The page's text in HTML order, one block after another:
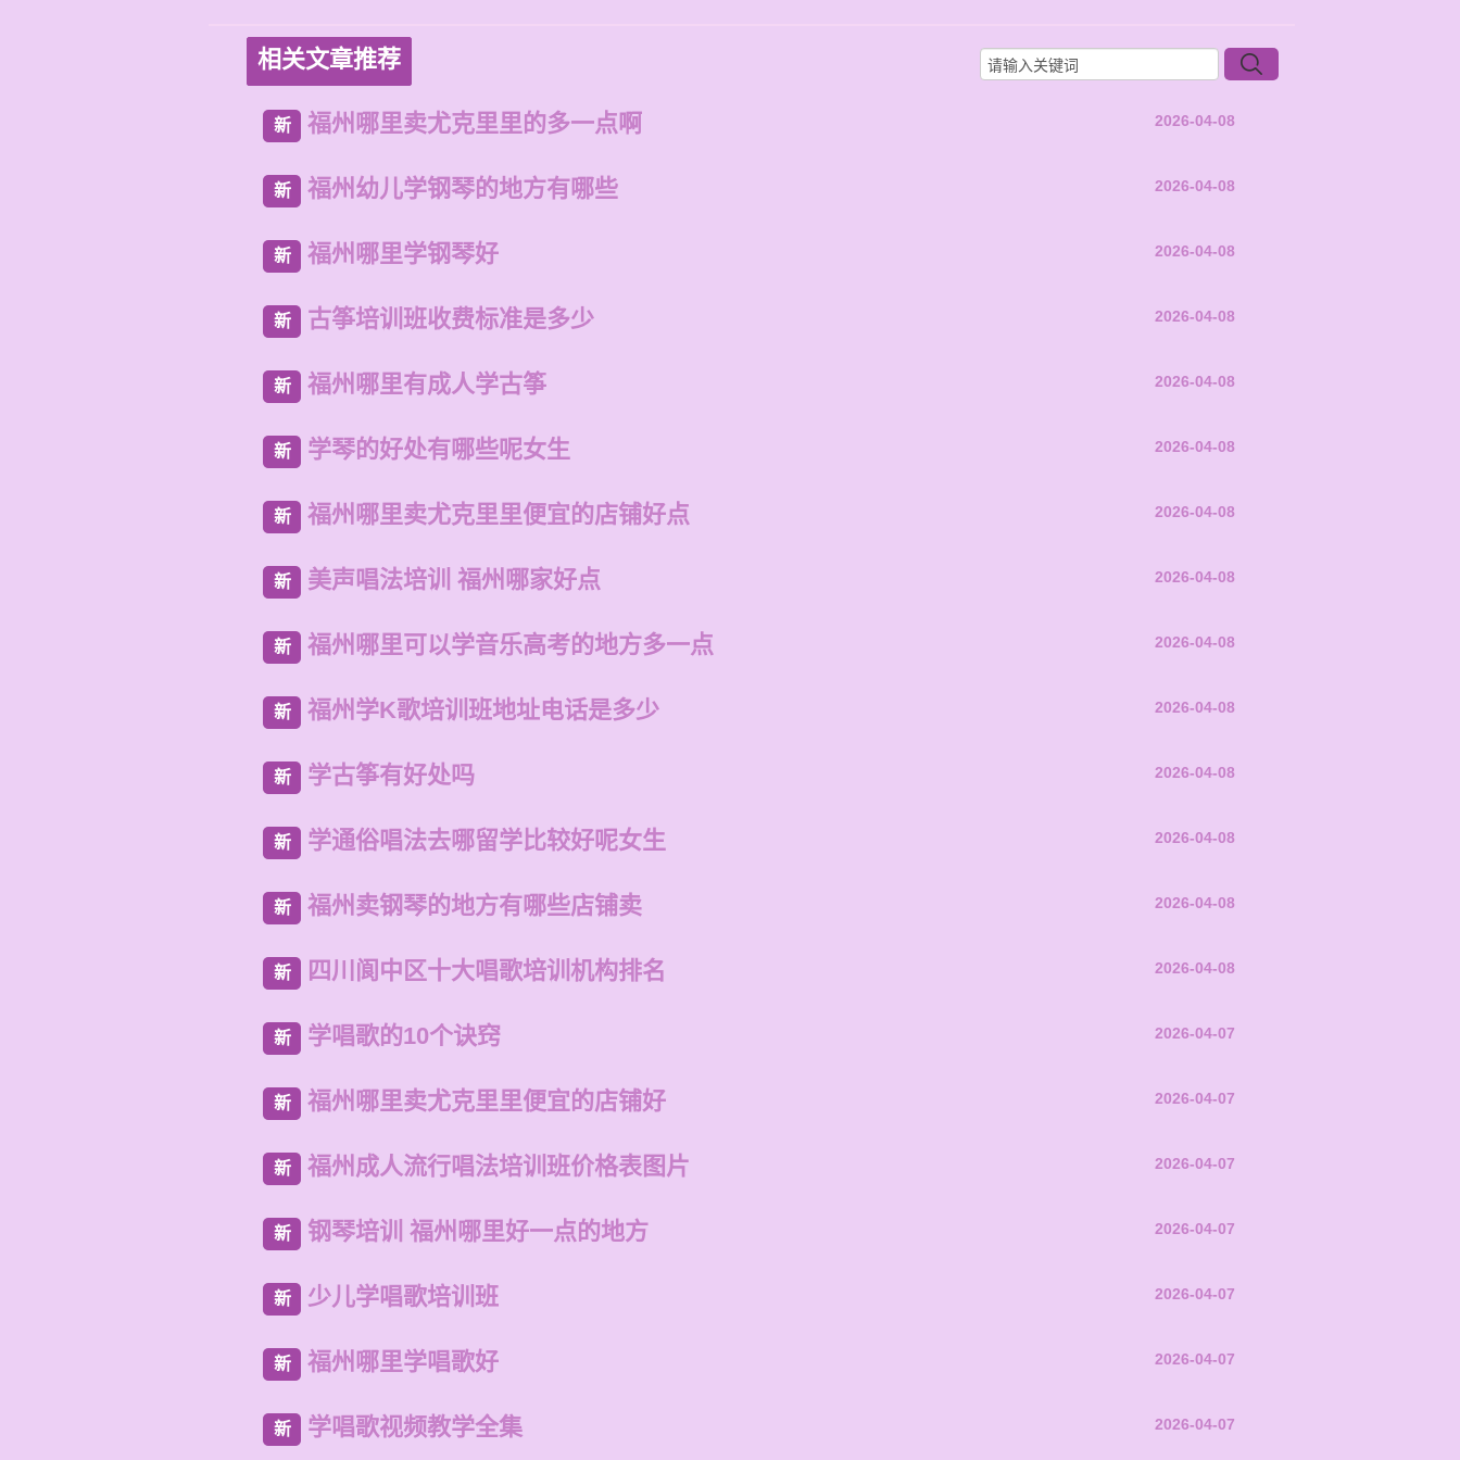
相关文章推荐
新 福州哪里卖尤克里里的多一点啊 2026-04-08
新 福州幼儿学钢琴的地方有哪些 2026-04-08
新 福州哪里学钢琴好 2026-04-08
新 古筝培训班收费标准是多少 2026-04-08
新 福州哪里有成人学古筝 2026-04-08
新 学琴的好处有哪些呢女生 2026-04-08
新 福州哪里卖尤克里里便宜的店铺好点 2026-04-08
新 美声唱法培训 福州哪家好点 2026-04-08
新 福州哪里可以学音乐高考的地方多一点 2026-04-08
新 福州学K歌培训班地址电话是多少 2026-04-08
新 学古筝有好处吗 2026-04-08
新 学通俗唱法去哪留学比较好呢女生 2026-04-08
新 福州卖钢琴的地方有哪些店铺卖 2026-04-08
新 四川阆中区十大唱歌培训机构排名 2026-04-08
新 学唱歌的10个诀窍 2026-04-07
新 福州哪里卖尤克里里便宜的店铺好 2026-04-07
新 福州成人流行唱法培训班价格表图片 2026-04-07
新 钢琴培训 福州哪里好一点的地方 2026-04-07
新 少儿学唱歌培训班 2026-04-07
新 福州哪里学唱歌好 2026-04-07
新 学唱歌视频教学全集 2026-04-07